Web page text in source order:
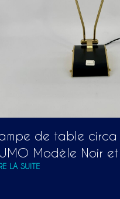
de table
Modèle Noir
LA SUITE